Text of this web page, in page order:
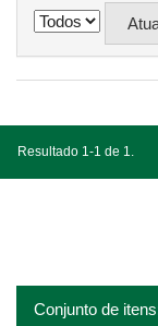
Resultado 1-1 de 1.
Conjunto de